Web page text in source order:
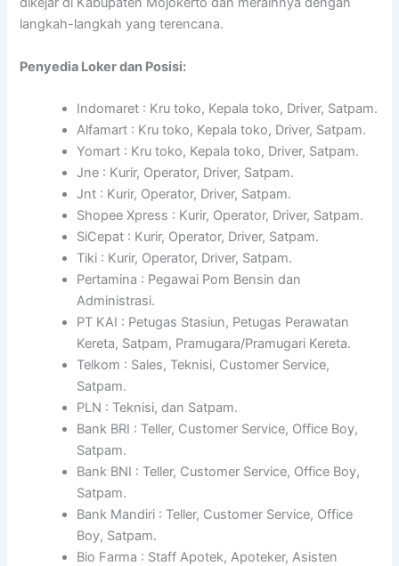
langkah-langkah yang terencana.
Penyedia Loker dan Posisi:
Indomaret : Kru toko, Kepala toko, Driver, Satpam.
Alfamart : Kru toko, Kepala toko, Driver, Satpam.
Yomart : Kru toko, Kepala toko, Driver, Satpam.
Jne : Kurir, Operator, Driver, Satpam.
Jnt : Kurir, Operator, Driver, Satpam.
Shopee Xpress : Kurir, Operator, Driver, Satpam.
SiCepat : Kurir, Operator, Driver, Satpam.
Tiki : Kurir, Operator, Driver, Satpam.
Pertamina : Pegawai Pom Bensin dan
Administrasi.
PT KAI : Petugas Stasiun, Petugas Perawatan
Kereta, Satpam, Pramugara/Pramugari Kereta.
Telkom : Sales, Teknisi, Customer Service,
Satpam.
PLN : Teknisi, dan Satpam.
Bank BRI : Teller, Customer Service, Office Boy,
Satpam.
Bank BNI : Teller, Customer Service, Office Boy,
Satpam.
Bank Mandiri : Teller, Customer Service, Office
Boy, Satpam.
Bio Farma : Staff Apotek, Apoteker, Asisten